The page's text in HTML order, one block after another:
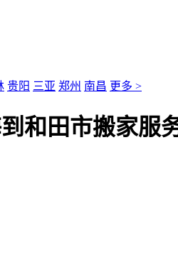
贵阳 三亚 郑州 南昌 更多 >
和田市搬家服